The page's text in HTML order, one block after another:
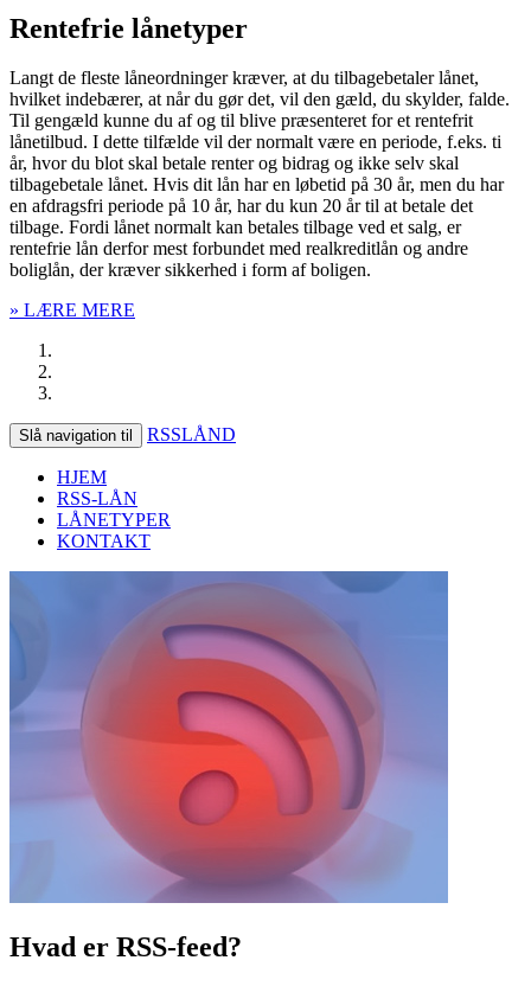
Rentefrie lånetyper
Langt de fleste låneordninger kræver, at du tilbagebetaler lånet,
hvilket indebærer, at når du gør det, vil den gæld, du skylder, falde.
Til gengæld kunne du af og til blive præsenteret for et rentefrit
lånetilbud. I dette tilfælde vil der normalt være en periode, f.eks. ti
år, hvor du blot skal betale renter og bidrag og ikke selv skal
tilbagebetale lånet. Hvis dit lån har en løbetid på 30 år, men du har
en afdragsfri periode på 10 år, har du kun 20 år til at betale det
tilbage. Fordi lånet normalt kan betales tilbage ved et salg, er
rentefrie lån derfor mest forbundet med realkreditlån og andre
boliglån, der kræver sikkerhed i form af boligen.
» LÆRE MERE
Slå navigation til RSSLÅND
HJEM
RSS-LÅN
LÅNETYPER
KONTAKT
Hvad er RSS-feed?